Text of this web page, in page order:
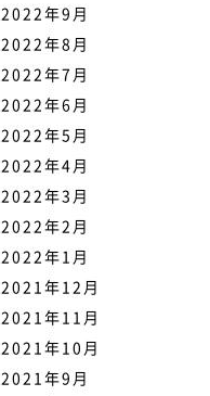
2022年9月
2022年8月
2022年7月
2022年6月
2022年5月
2022年4月
2022年3月
2022年2月
2022年1月
2021年12月
2021年11月
2021年10月
2021年9月